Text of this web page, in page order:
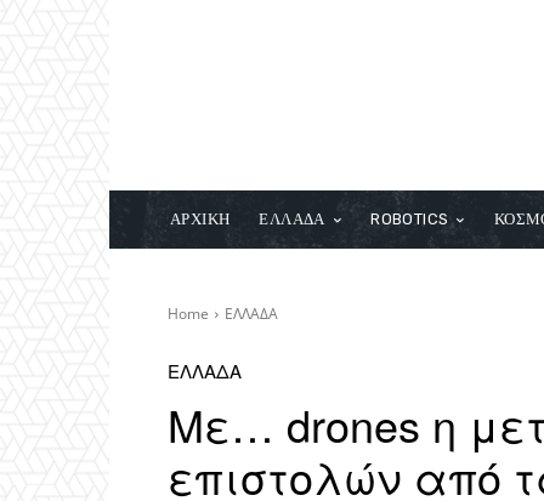
ΑΡΧΙΚΗ ΕΛΛΑΔΑ ROBOTICS
Home ΕΛΛΑΔΑ
ΕΛΛΑΔΑ
Με… drones η
επιστολών από